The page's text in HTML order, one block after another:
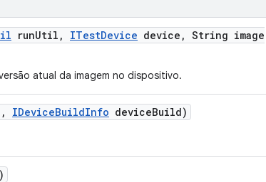
runUtil , ITestDevice device , String image
atual da imagem no dispositivo.
, IDeviceBuildInfo deviceBuild)